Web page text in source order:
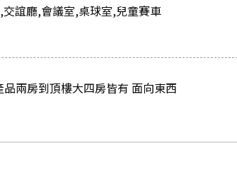
誼廳,會議室,桌球室,兒童賽車
兩房到頂樓大四房皆有 面向東西